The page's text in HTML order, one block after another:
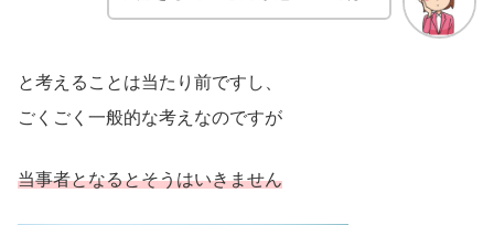
と考えることは当たり前ですし、
ごくごく一般的な考えなのですが
当事者となるとそうはいきません